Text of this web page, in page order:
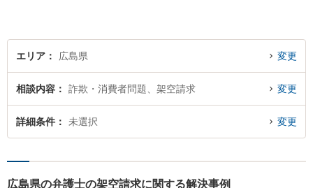
エリア 広島県 変更
相談内容 詐欺・消費者問題、架空請求 変更
詳細条件 未選択 変更
広島県の弁護士の架空請求に関する解決事例